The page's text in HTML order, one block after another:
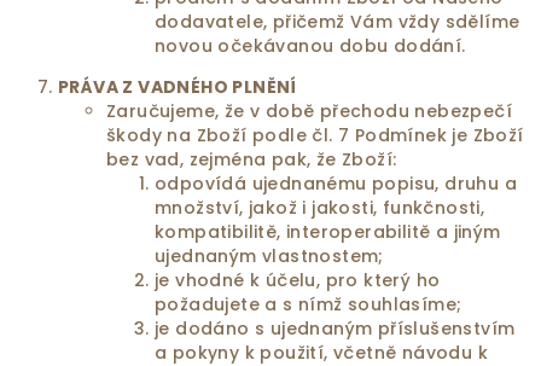
dodavatele, přičemž Vám vždy sdělíme
novou očekávanou dobu dodání.
PRÁVA Z VADNÉHO PLNĚNÍ
Zaručujeme, že v době přechodu nebezpečí
škody na Zboží podle čl. 7 Podmínek je Zboží
bez vad, zejména pak, že Zboží:
odpovídá ujednanému popisu, druhu a
množství, jakož i jakosti, funkčnosti,
kompatibilitě, interoperabilitě a jiným
ujednaným vlastnostem;
je vhodné k účelu, pro který ho
požadujete a s nímž souhlasíme;
je dodáno s ujednaným příslušenstvím
a pokyny k použití, včetně návodu k